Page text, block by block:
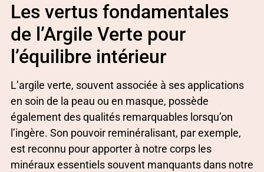
Les vertus fondamentales
de l’Argile Verte pour
l’équilibre intérieur
L’argile verte, souvent associée à ses applications
en soin de la peau ou en masque, possède
également des qualités remarquables lorsqu’on
l’ingère. Son pouvoir reminéralisant, par exemple,
est reconnu pour apporter à notre corps les
minéraux essentiels souvent manquants dans notre